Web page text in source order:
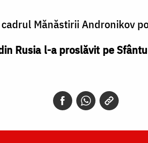
Mănăstirii Andronikov
Rusia l-a proslăvit pe